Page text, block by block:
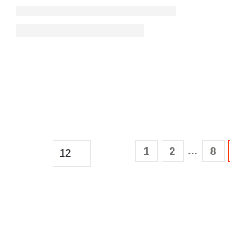
1 2 … 8